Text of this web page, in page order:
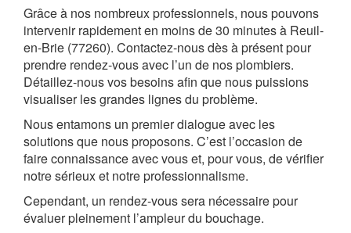
Grâce à nos nombreux professionnels, nous pouvons
intervenir rapidement en moins de 30 minutes à Reuil-
en-Brie (77260). Contactez-nous dès à présent pour
prendre rendez-vous avec l’un de nos plombiers.
Détaillez-nous vos besoins afin que nous puissions
visualiser les grandes lignes du problème.
Nous entamons un premier dialogue avec les
solutions que nous proposons. C’est l’occasion de
faire connaissance avec vous et, pour vous, de vérifier
notre sérieux et notre professionnalisme.
Cependant, un rendez-vous sera nécessaire pour
évaluer pleinement l’ampleur du bouchage.